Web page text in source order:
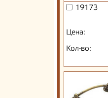
19173
Цена:
Кол-во: